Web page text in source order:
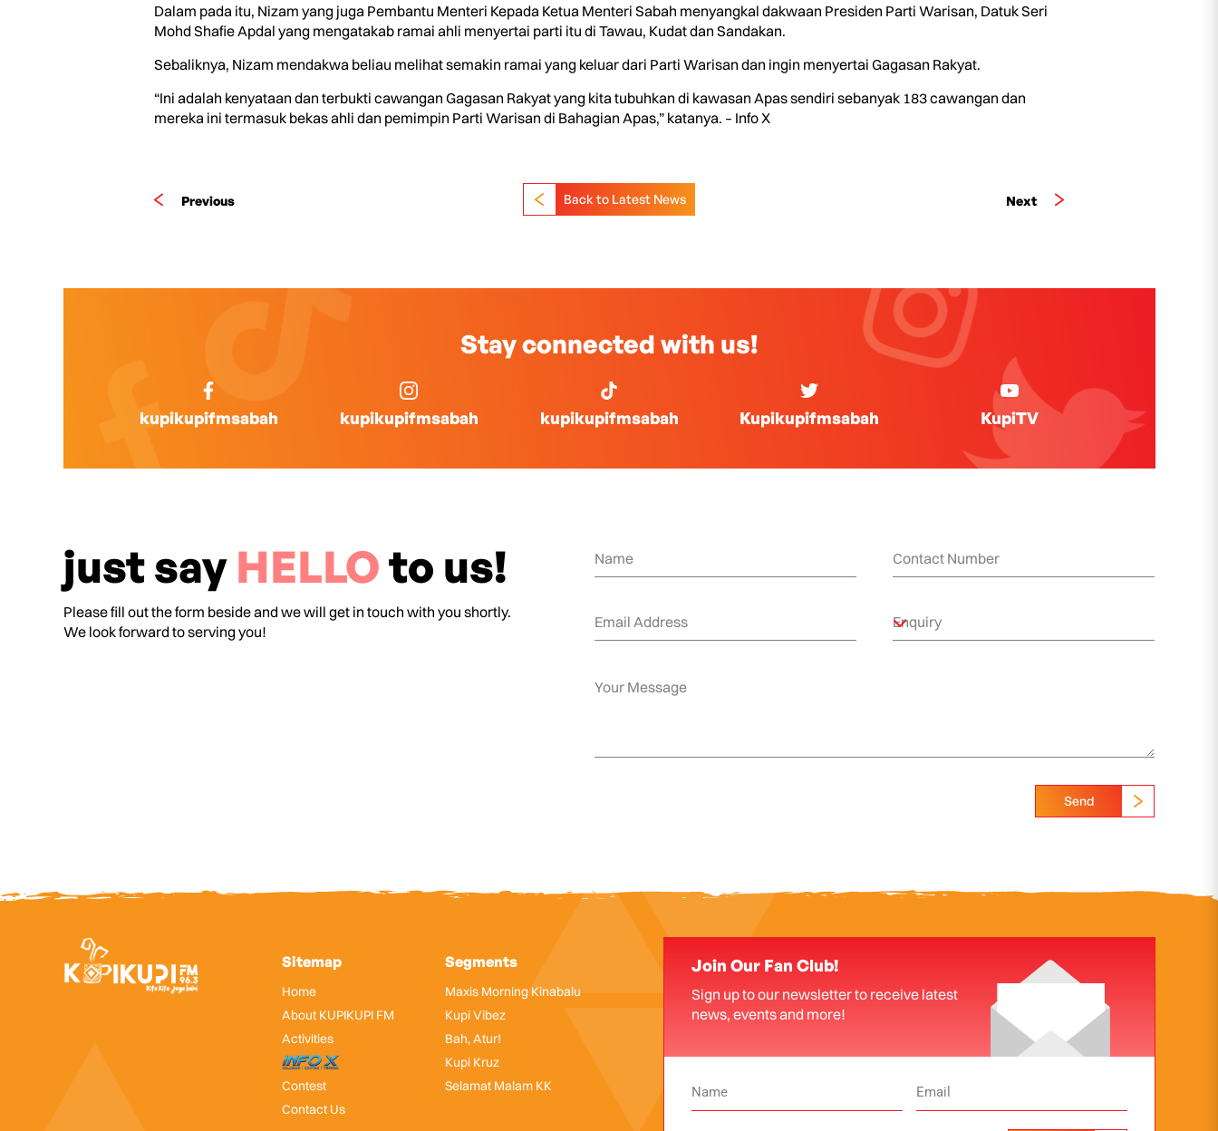
Dalam pada itu, Nizam yang juga Pembantu Menteri Kepada Ketua Menteri Sabah menyangkal dakwaan Presiden Parti Warisan, Datuk Seri
Mohd Shafie Apdal yang mengatakab ramai ahli menyertai parti itu di Tawau, Kudat dan Sandakan.
Sebaliknya, Nizam mendakwa beliau melihat semakin ramai yang keluar dari Parti Warisan dan ingin menyertai Gagasan Rakyat.
“Ini adalah kenyataan dan terbukti cawangan Gagasan Rakyat yang kita tubuhkan di kawasan Apas sendiri sebanyak 183 cawangan dan
mereka ini termasuk bekas ahli dan pemimpin Parti Warisan di Bahagian Apas,” katanya. – Info X
Previous Next
Back to Latest News
Stay connected with us!
kupikupifmsabah kupikupifmsabah kupikupifmsabah Kupikupifmsabah KupiTV
just say HELLOto us!
Please fill out the form beside and we will get in touch with you shortly.
We look forward to serving you!
Send
Sitemap
Home
About KUPIKUPI FM
Activities
InfoX
Contest
Contact Us
Segments
Maxis Morning Kinabalu
Kupi Vibez
Bah, Atur!
Kupi Kruz
Selamat Malam KK
Join Our Fan Club!
Sign up to our newsletter to receive latest
news, events and more!